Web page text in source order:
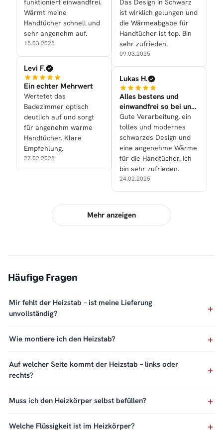
funktioniert einwandfrei.
Wärmt meine
Handtücher schnell und
sehr angenehm auf.
15.03.2025
Levi F.
Ein echter Mehrwert
Wertetet das
Badezimmer optisch
deutlich auf und sorgt
für angenehm warme
Handtücher. Klare
Empfehlung.
27.02.2025
Das Design in Schwarz
ist wirklich gelungen und
die Wärmeabgabe für
Handtücher ist top. Bin
sehr zufrieden.
09.03.2025
Lukas H.
Alles bestens und
einwandfrei so bei uns
nun gelaufen!
Gute Verarbeitung, ein
tolles und modernes
schwarzes Design und
eine angenehme Wärme
für die Handtücher. Ich
bin sehr zufrieden.
24.02.2025
Mehr anzeigen
Häufige Fragen
Mir fehlt der Heizstab – ist meine Lieferung
unvollständig?
Wie montiere ich den Heizstab?
Auf welcher Seite kommt der Heizstab – links oder
rechts?
Muss ich den Heizkörper selbst befüllen?
Welche Flüssigkeit ist im Heizkörper?